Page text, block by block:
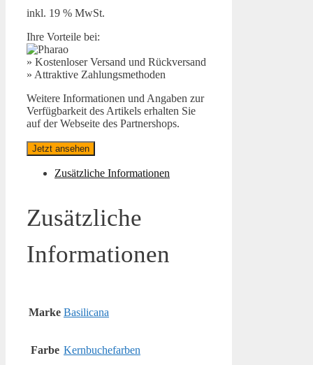
inkl. 19 % MwSt.
Ihre Vorteile bei:
» Kostenloser Versand und Rückversand
» Attraktive Zahlungsmethoden
Weitere Informationen und Angaben zur
Verfügbarkeit des Artikels erhalten Sie
auf der Webseite des Partnershops.
Jetzt ansehen
Zusätzliche Informationen
Zusätzliche
Informationen
Marke Basilicana
Farbe Kernbuchefarben